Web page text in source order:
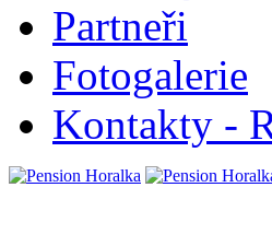
Partneři
Fotogalerie
Kontakty -